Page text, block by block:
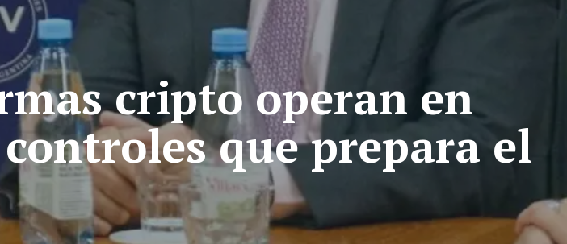
cripto operan en
que prepara el